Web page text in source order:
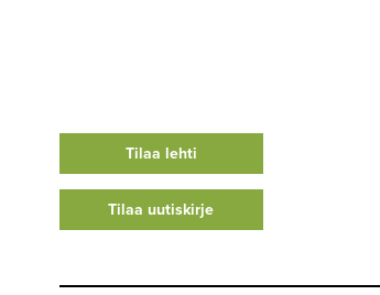
Tilaa lehti
Tilaa uutiskirje